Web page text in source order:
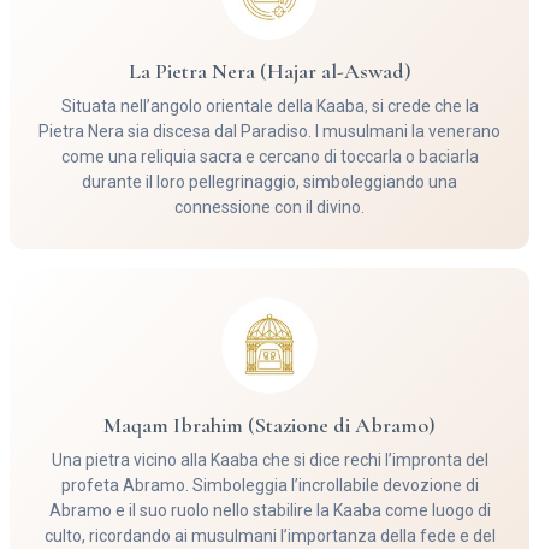
La Pietra Nera (Hajar al-Aswad)
Situata nell’angolo orientale della Kaaba, si crede che la
Pietra Nera sia discesa dal Paradiso. I musulmani la venerano
come una reliquia sacra e cercano di toccarla o baciarla
durante il loro pellegrinaggio, simboleggiando una
connessione con il divino.
Maqam Ibrahim (Stazione di Abramo)
Una pietra vicino alla Kaaba che si dice rechi l’impronta del
profeta Abramo. Simboleggia l’incrollabile devozione di
Abramo e il suo ruolo nello stabilire la Kaaba come luogo di
culto, ricordando ai musulmani l’importanza della fede e del